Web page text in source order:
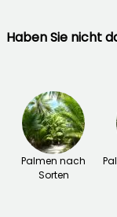
Haben Sie nicht
Palmen nach
Sorten